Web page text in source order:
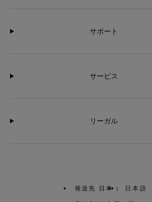
サポート
サービス
リーガル
発送先 日本 |